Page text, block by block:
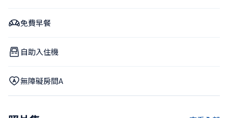
免費早餐
自助入住機
無障礙房間A